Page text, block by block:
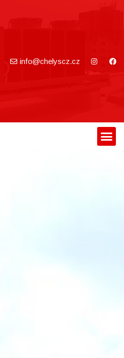
info@chelyscz.cz